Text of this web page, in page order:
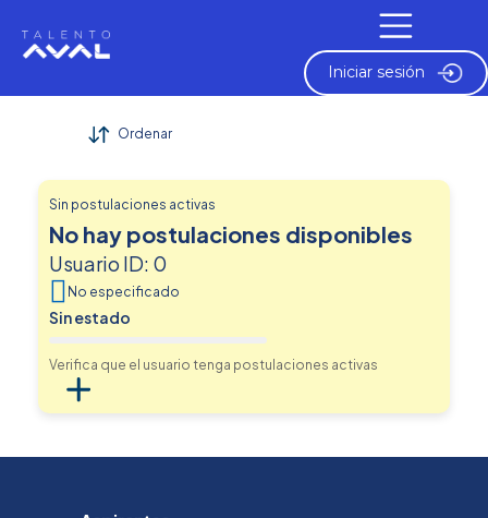
Iniciar sesión
Mis procesos
Ordenar
No hay postulaciones disponibles
Usuario ID: 0
Sin postulaciones activas
No especificado
Sin estado
Verifica que el usuario tenga postulaciones activas